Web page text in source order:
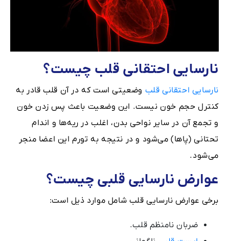
نارسایی احتقانی قلب چیست؟
نارسایی احتقانی قلب وضعیتی است که در آن قلب قادر به
کنترل حجم خون نیست. این وضعیت باعث پس زدن خون
و تجمع آن در سایر نواحی بدن، اغلب در ریه‌ها و اندام
تحتانی (پاها) می‌شود و در نتیجه به تورم این اعضا منجر
می‌شود.
عوارض نارسایی قلبی چیست؟
برخی عوارض نارسایی قلب شامل موارد ذیل است:
ضربان نامنظم قلب.